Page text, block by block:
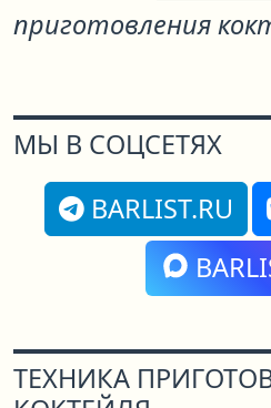
приготовления
МЫ В СОЦСЕТЯХ
BARLIST.RU
ТЕХНИКА